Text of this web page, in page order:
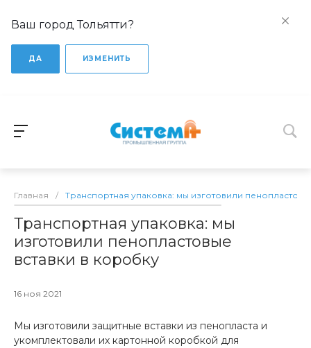
Ваш город Тольятти?
ДА ИЗМЕНИТЬ
Главная / Транспортная упаковка: мы изготовили
Транспортная упаковка: мы
изготовили пенопластовые
вставки в коробку
16 ноя 2021
Мы изготовили защитные вставки из пенопласта и
укомплектовали их картонной коробкой для